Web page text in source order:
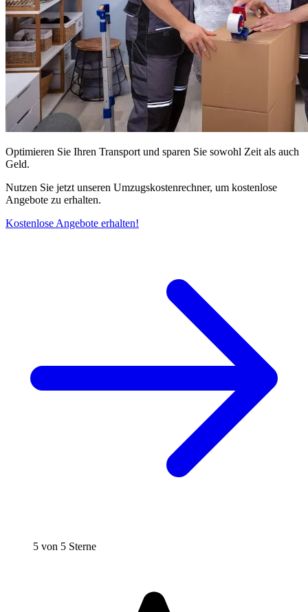
Optimieren Sie Ihren Transport und sparen Sie sowohl Zeit als auch
Geld.
Nutzen Sie jetzt unseren Umzugskostenrechner, um kostenlose
Angebote zu erhalten.
Kostenlose Angebote erhalten!
5 von 5 Sterne